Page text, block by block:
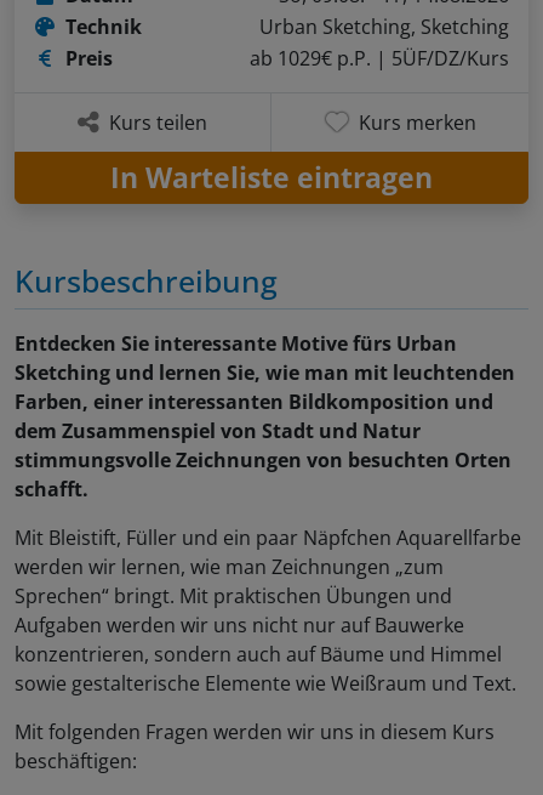
Kursbeschreibung
Entdecken Sie interessante Motive fürs Urban
Sketching und lernen Sie, wie man mit leuchtenden
Farben, einer interessanten Bildkomposition und
dem Zusammenspiel von Stadt und Natur
stimmungsvolle Zeichnungen von besuchten Orten
schafft.
Mit Bleistift, Füller und ein paar Näpfchen Aquarellfarbe
werden wir lernen, wie man Zeichnungen „zum
Sprechen“ bringt. Mit praktischen Übungen und
Aufgaben werden wir uns nicht nur auf Bauwerke
konzentrieren, sondern auch auf Bäume und Himmel
sowie gestalterische Elemente wie Weißraum und Text.
Mit folgenden Fragen werden wir uns in diesem Kurs
beschäftigen:
Technik
Urban Sketching, Sketching
Preis
ab 1029€ p.P. | 5ÜF/DZ/Kurs
Kurs teilen Kurs merken
In Warteliste eintragen